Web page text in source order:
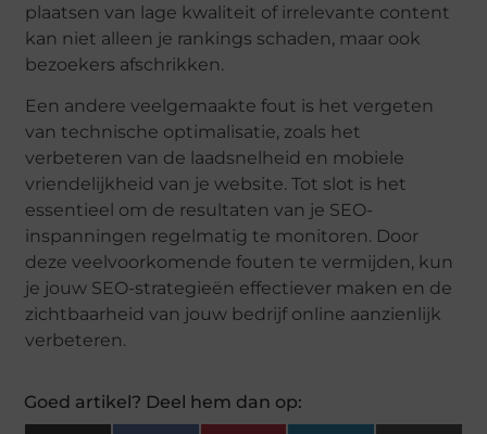
plaatsen van lage kwaliteit of irrelevante content
kan niet alleen je rankings schaden, maar ook
bezoekers afschrikken.
Een andere veelgemaakte fout is het vergeten
van technische optimalisatie, zoals het
verbeteren van de laadsnelheid en mobiele
vriendelijkheid van je website. Tot slot is het
essentieel om de resultaten van je SEO-
inspanningen regelmatig te monitoren. Door
deze veelvoorkomende fouten te vermijden, kun
je jouw SEO-strategieën effectiever maken en de
zichtbaarheid van jouw bedrijf online aanzienlijk
verbeteren.
Goed artikel? Deel hem dan op: